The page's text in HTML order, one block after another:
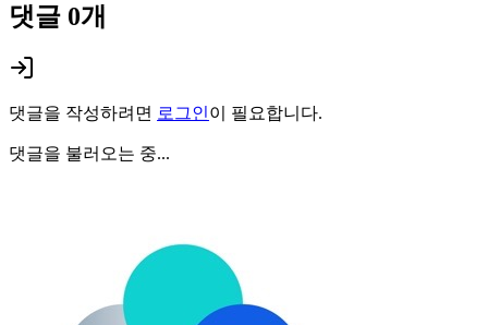
댓글 0개
댓글을 작성하려면 로그인이 필요합니다.
댓글을 불러오는 중...